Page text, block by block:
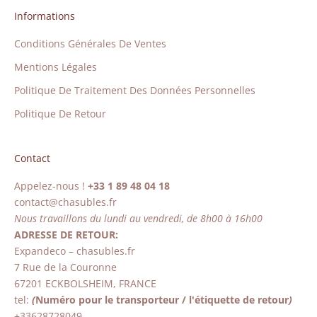
Informations
Conditions Générales De Ventes
Mentions Légales
Politique De Traitement Des Données Personnelles
Politique De Retour
Contact
Appelez-nous ! +33 1 89 48 04 18
contact@chasubles.fr
Nous travaillons du lundi au vendredi, de 8h00 à 16h00
ADRESSE DE RETOUR:
Expandeco – chasubles.fr
7 Rue de la Couronne
67201 ECKBOLSHEIM, FRANCE
tel: (Numéro pour le transporteur / l'étiquette de retour)